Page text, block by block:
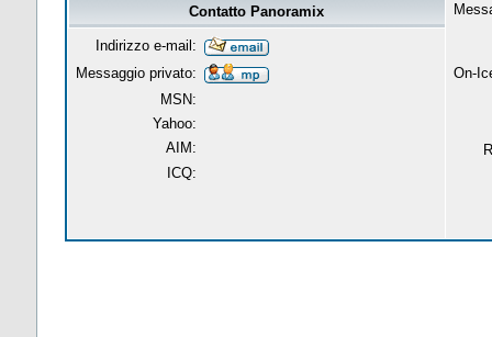
On-
Contatto Panoramix
Indirizzo e-mail:
Messaggio privato:
MSN:
Yahoo:
AIM:
ICQ: